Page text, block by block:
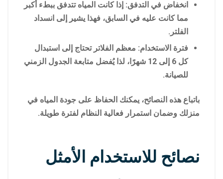
انخفاض في التدفق: إذا كانت المياه تتدفق ببطء أكبر
مما كانت عليه في السابق، فهذا يشير إلى انسداد
الفلتر.
فترة الاستخدام: معظم الفلاتر تحتاج إلى استبدال
كل 6 إلى 12 شهرًا، لذا يُفضل متابعة الجدول الزمني
للصيانة.
باتباع هذه النصائح، يمكنك الحفاظ على جودة المياه في
منزلك وضمان استمرار فعالية النظام لفترة طويلة.
نصائح للاستخدام الأمثل